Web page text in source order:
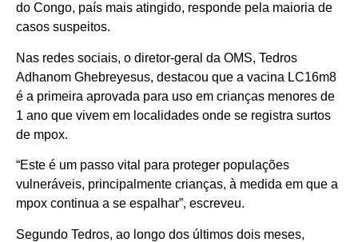
do Congo, país mais atingido, responde pela maioria de
casos suspeitos.
Nas redes sociais, o diretor-geral da OMS, Tedros
Adhanom Ghebreyesus, destacou que a vacina LC16m8
é a primeira aprovada para uso em crianças menores de
1 ano que vivem em localidades onde se registra surtos
de mpox.
“Este é um passo vital para proteger populações
vulneráveis, principalmente crianças, à medida em que a
mpox continua a se espalhar”, escreveu.
Segundo Tedros, ao longo dos últimos dois meses,